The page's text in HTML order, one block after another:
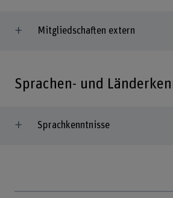
Mitgliedschaften extern
Sprachen- und
Sprachkenntnisse